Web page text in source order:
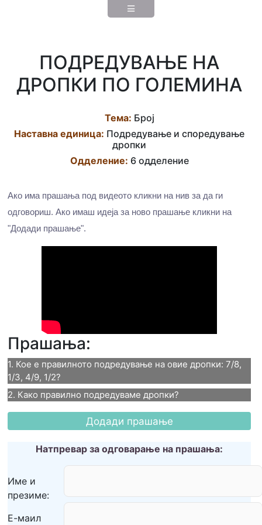
ПОДРЕДУВАЊЕ НА
ДРОПКИ ПО ГОЛЕМИНА
Тема: Број
Наставна eдиница: Подредување и споредување
дропки
Одделение: 6 одделение
Ако има прашања под видеото кликни на нив за да ги
одговориш. Ако имаш идеја за ново прашање кликни на
"Додади прашање".
Прашања:
1. Кое е правилното подредување на овие дропки: 7/8,
1/3, 4/9, 1/2?
1. Кое е правилното
подредување на овие дропки:
7/8, 1/3, 4/9, 1/2?
1/2, 1/3, 7/8, 4/9
1/3, 4/9, 1/2, 7/8
2. Како правилно подредуваме дропки?
2. Како правилно
подредуваме дропки?
Од најмал до најголем броител, без
разлика на именителот.
Од најмал до најголем именител, без
Натпревар за одговарање на прашања:
Име и
презиме:
Е-маил